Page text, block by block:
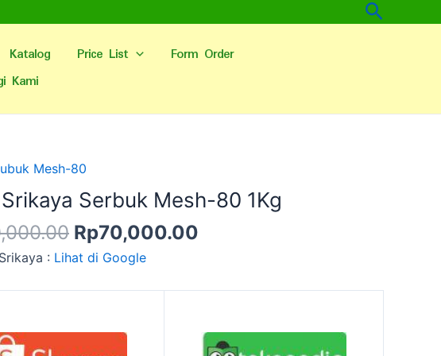
Cari
Katalog Price List
Form Order
Kami
Mesh-80
Serbuk Mesh-80 1Kg
Harga
aslinya
adalah:
Rp100,000.00.
Rp70,000.00
saat
ini
: Lihat di Google